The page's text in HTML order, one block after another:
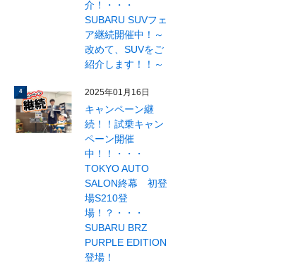
介！・・・
SUBARU SUVフェ
ア継続開催中！～
改めて、SUVをご
紹介します！！～
4 2025年01月16日
キャンペーン継
続！！試乗キャン
ペーン開催
中！！・・・
TOKYO AUTO
SALON終幕 初登
場S210登
場！？・・・
SUBARU BRZ
PURPLE EDITION
登場！